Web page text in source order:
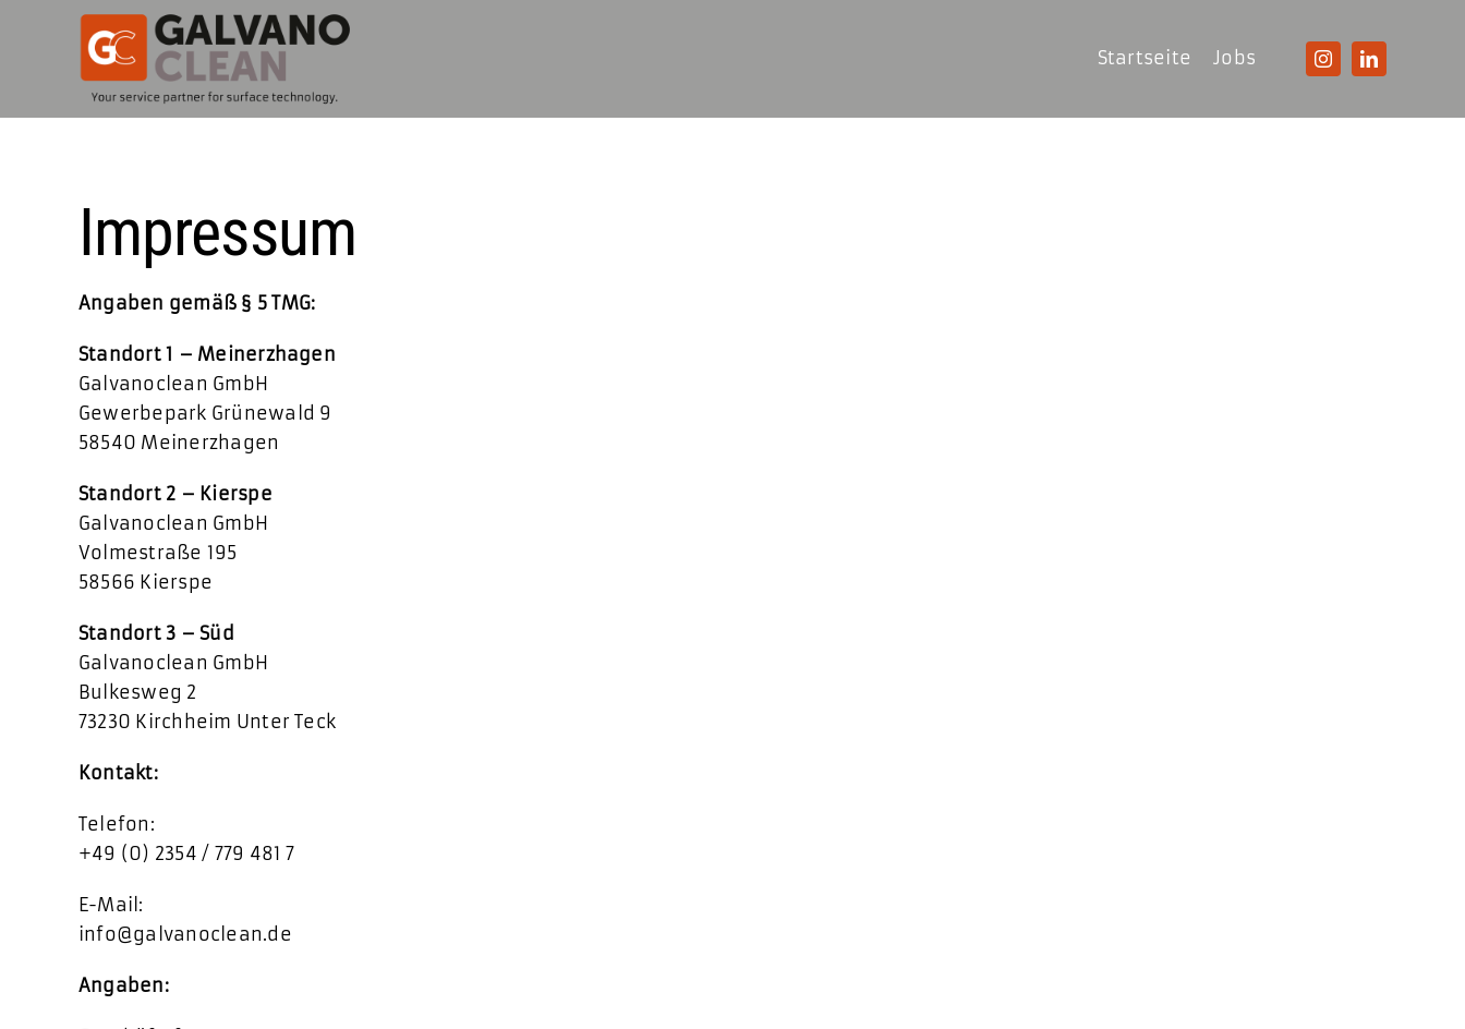
springen
Startseite Jobs
Impressum
Angaben gemäß § 5 TMG:
Standort 1 – Meinerzhagen
Galvanoclean GmbH
Gewerbepark Grünewald 9
58540 Meinerzhagen
Standort 2 – Kierspe
Galvanoclean GmbH
Volmestraße 195
58566 Kierspe
Standort 3 – Süd
Galvanoclean GmbH
Bulkesweg 2
73230 Kirchheim Unter Teck
Kontakt:
Telefon:
+49 ‎(0) 2354 / 779 481 7
E-Mail:
info@galvanoclean.de
Angaben: